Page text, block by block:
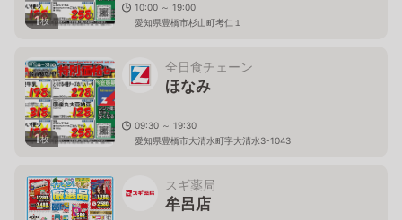
1枚
10:00 ～ 19:00
愛知県豊橋市杉山町考仁１
1枚
全日食チェーン
ほなみ
09:30 ～ 19:30
愛知県豊橋市大清水町字大清水3-1043
スギ薬局
牟呂店